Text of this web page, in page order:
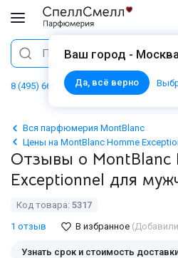
Ваш город -
Да, всё верно
Поиск
8 (495) 668 06 02
Вся парфюмерия MontBlanc
Цены на MontBlanc Homme
Отзывы о MontBlanc
Exceptionnel для
Код товара: 5317
1 отзыв
В избранное
Узнать срок и стоимость